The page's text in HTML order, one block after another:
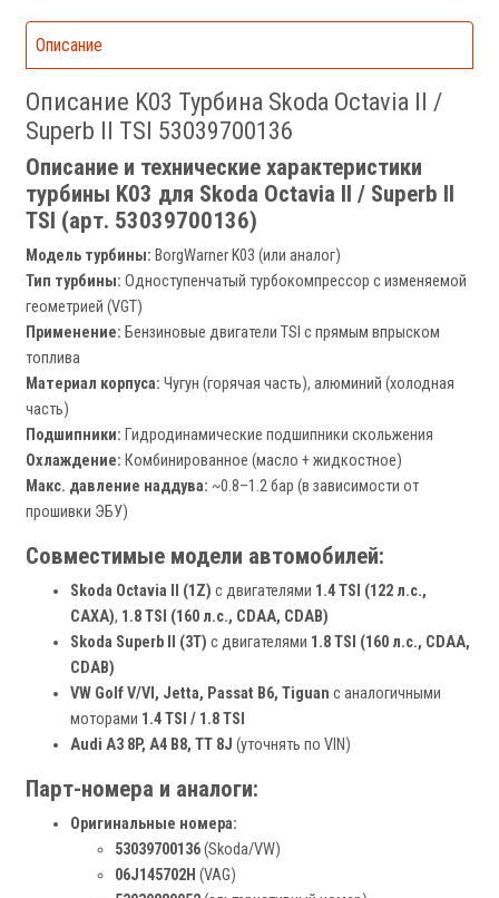
Описание
Описание K03 Турбина Skoda Octavia II /
Superb II TSI 53039700136
Описание и технические характеристики
турбины K03 для Skoda Octavia II / Superb II
TSI (арт. 53039700136)
Модель турбины: BorgWarner K03 (или аналог)
Тип турбины: Одноступенчатый турбокомпрессор с изменяемой
геометрией (VGT)
Применение: Бензиновые двигатели TSI с прямым впрыском
топлива
Материал корпуса: Чугун (горячая часть), алюминий (холодная
часть)
Подшипники: Гидродинамические подшипники скольжения
Охлаждение: Комбинированное (масло + жидкостное)
Макс. давление наддува: ~0.8–1.2 бар (в зависимости от
прошивки ЭБУ)
Совместимые модели автомобилей:
Skoda Octavia II (1Z) с двигателями 1.4 TSI (122 л.с.,
CAXA), 1.8 TSI (160 л.с., CDAA, CDAB)
Skoda Superb II (3T) с двигателями 1.8 TSI (160 л.с., CDAA,
CDAB)
VW Golf V/VI, Jetta, Passat B6, Tiguan с аналогичными
моторами 1.4 TSI / 1.8 TSI
Audi A3 8P, A4 B8, TT 8J (уточнять по VIN)
Парт-номера и аналоги:
Оригинальные номера:
53039700136(Skoda/VW)
06J145702H (VAG)